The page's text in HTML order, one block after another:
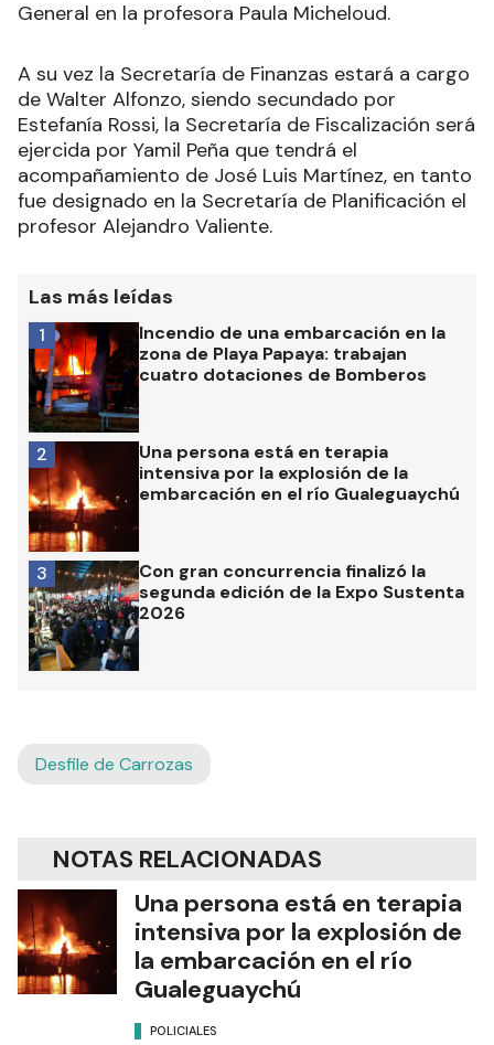
General en la profesora Paula Micheloud.
A su vez la Secretaría de Finanzas estará a cargo
de Walter Alfonzo, siendo secundado por
Estefanía Rossi, la Secretaría de Fiscalización será
ejercida por Yamil Peña que tendrá el
acompañamiento de José Luis Martínez, en tanto
fue designado en la Secretaría de Planificación el
profesor Alejandro Valiente.
Las más leídas
Incendio de una embarcación en la
zona de Playa Papaya: trabajan
cuatro dotaciones de Bomberos
1
Una persona está en terapia
intensiva por la explosión de la
embarcación en el río Gualeguaychú
2
Con gran concurrencia finalizó la
segunda edición de la Expo Sustenta
2026
3
Desfile de Carrozas
NOTAS RELACIONADAS
Una persona está en terapia
intensiva por la explosión de
la embarcación en el río
Gualeguaychú
POLICIALES